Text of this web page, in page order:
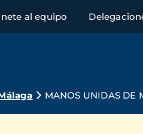
al equipo
MANOS UNIDAS DE